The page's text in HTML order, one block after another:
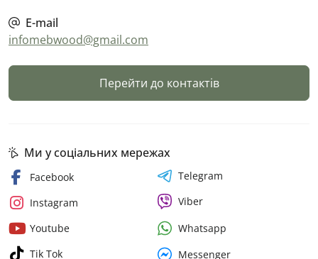
E-mail
infomebwood@gmail.com
Перейти до контактів
Ми у соціальних мережах
Facebook
Instagram
Youtube
Tik Tok
Telegram
Viber
Whatsapp
Messenger